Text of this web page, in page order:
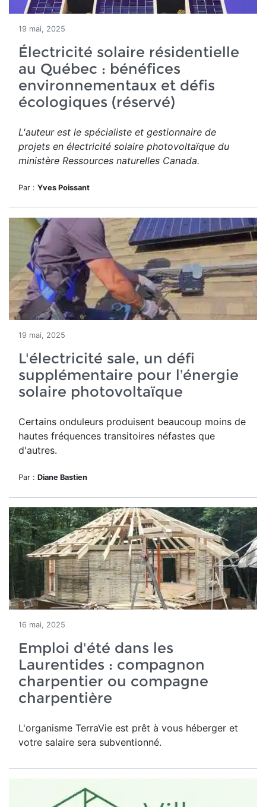
19 mai, 2025
Électricité solaire résidentielle
au Québec : bénéfices
environnementaux et défis
écologiques (réservé)
L'auteur est le spécialiste et gestionnaire de
projets en électricité solaire photovoltaïque du
ministère Ressources naturelles Canada.
Par : Yves Poissant
19 mai, 2025
L'électricité sale, un défi
supplémentaire pour l’énergie
solaire photovoltaïque
Certains onduleurs produisent beaucoup moins de
hautes fréquences transitoires néfastes que
d'autres.
Par : Diane Bastien
16 mai, 2025
Emploi d'été dans les
Laurentides : compagnon
charpentier ou compagne
charpentière
L'organisme TerraVie est prêt à vous héberger et
votre salaire sera subventionné.